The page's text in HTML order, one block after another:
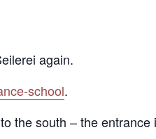
again.
school.
the south – the entrance